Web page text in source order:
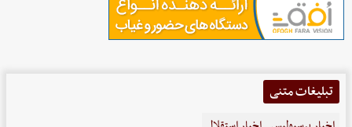
تبلیغات متنی